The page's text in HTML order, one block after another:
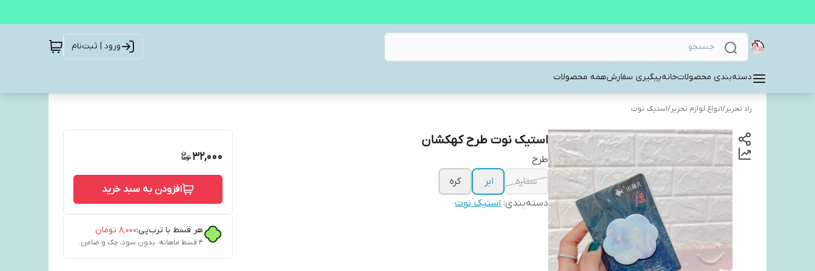
ورود | ثبت‌نام
دسته‌بندی محصولاتخانهپیگیری سفارشهمه محصولات
راد تحریر/انواع لوازم تحریر/استیک نوت
استیک نوت طرح کهکشان
طرح
ستاره
ابر
کره
دسته‌بندی: استیک نوت
32,000
افزودن به سبد خرید
هر قسط با ترب‌پی:۸٬۰۰۰ تومان
۴ قسط ماهانه. بدون سود، چک و ضامن.